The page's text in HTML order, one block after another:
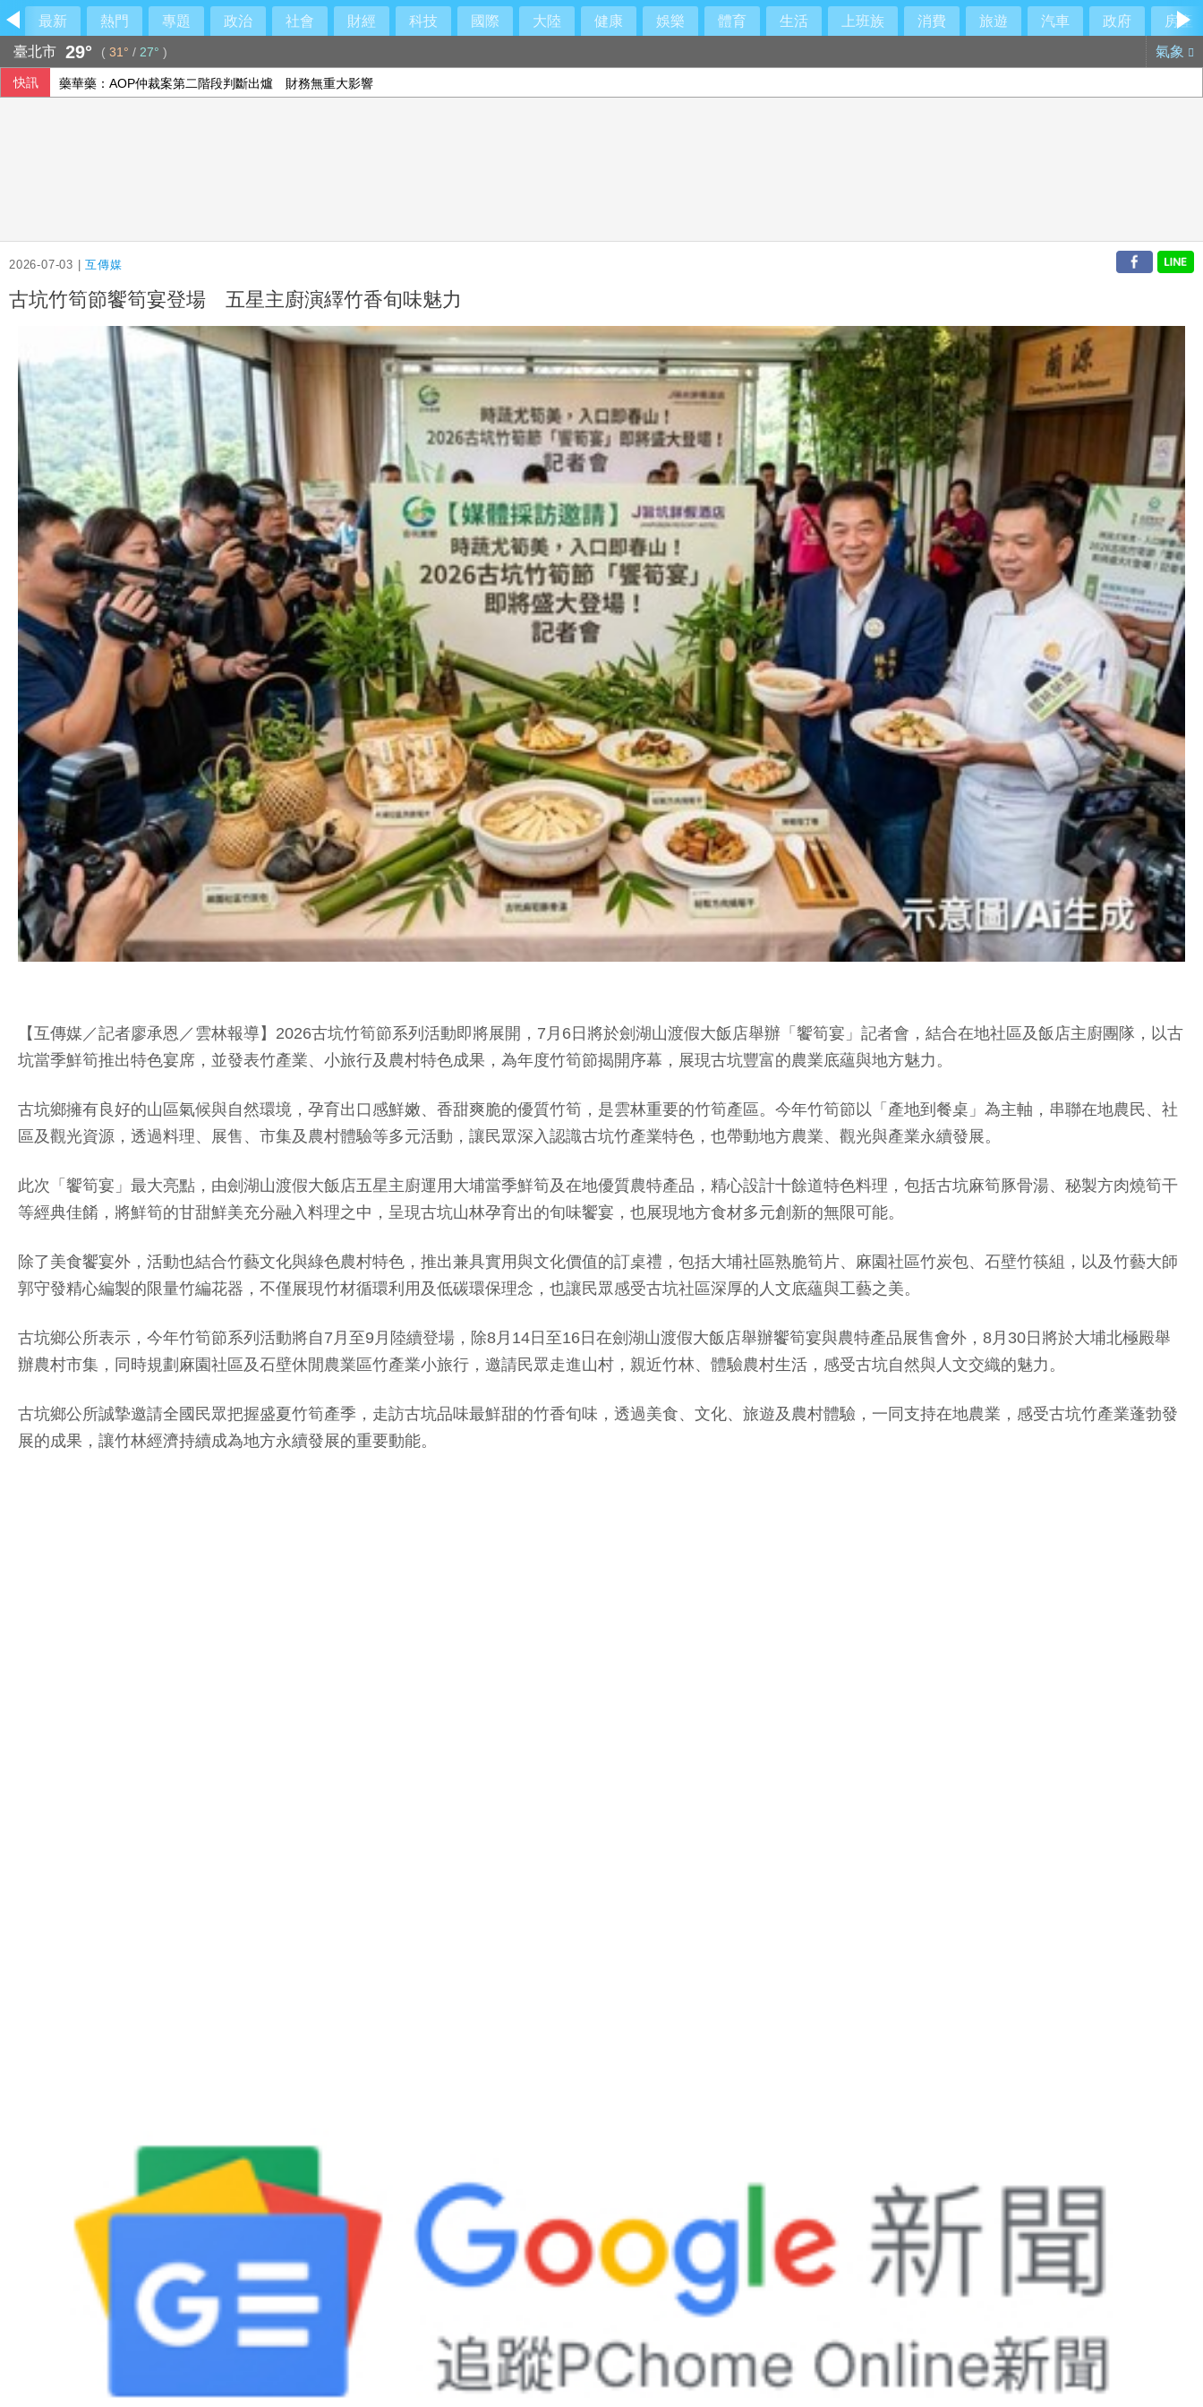
最新 熱門 專題 政治 社會 財經 科技 國際 大陸 健康 娛樂 體育 生活 上班族 消費 旅遊 汽車 政府
房產
臺北市 29° ( 31° / 27° ) 氣象
快訊 藥華藥：AOP仲裁案第二階段判斷出爐 財務無重大影響
2026-07-03 |互傳媒
古坑竹筍節饗筍宴登場 五星主廚演繹竹香旬味魅力
【互傳媒／記者廖承恩／雲林報導】2026古坑竹筍節系列活動即將展開，7月6日將於劍湖山渡假大飯店舉辦「饗筍宴」記者會，結合在地社區及飯店主廚團隊，以古
坑當季鮮筍推出特色宴席，並發表竹產業、小旅行及農村特色成果，為年度竹筍節揭開序幕，展現古坑豐富的農業底蘊與地方魅力。
古坑鄉擁有良好的山區氣候與自然環境，孕育出口感鮮嫩、香甜爽脆的優質竹筍，是雲林重要的竹筍產區。今年竹筍節以「產地到餐桌」為主軸，串聯在地農民、社
區及觀光資源，透過料理、展售、市集及農村體驗等多元活動，讓民眾深入認識古坑竹產業特色，也帶動地方農業、觀光與產業永續發展。
此次「饗筍宴」最大亮點，由劍湖山渡假大飯店五星主廚運用大埔當季鮮筍及在地優質農特產品，精心設計十餘道特色料理，包括古坑麻筍豚骨湯、秘製方肉燒筍干
等經典佳餚，將鮮筍的甘甜鮮美充分融入料理之中，呈現古坑山林孕育出的旬味饗宴，也展現地方食材多元創新的無限可能。
除了美食饗宴外，活動也結合竹藝文化與綠色農村特色，推出兼具實用與文化價值的訂桌禮，包括大埔社區熟脆筍片、麻園社區竹炭包、石壁竹筷組，以及竹藝大師
郭守發精心編製的限量竹編花器，不僅展現竹材循環利用及低碳環保理念，也讓民眾感受古坑社區深厚的人文底蘊與工藝之美。
古坑鄉公所表示，今年竹筍節系列活動將自7月至9月陸續登場，除8月14日至16日在劍湖山渡假大飯店舉辦饗筍宴與農特產品展售會外，8月30日將於大埔北極殿舉
辦農村市集，同時規劃麻園社區及石壁休閒農業區竹產業小旅行，邀請民眾走進山村，親近竹林、體驗農村生活，感受古坑自然與人文交織的魅力。
古坑鄉公所誠摯邀請全國民眾把握盛夏竹筍產季，走訪古坑品味最鮮甜的竹香旬味，透過美食、文化、旅遊及農村體驗，一同支持在地農業，感受古坑竹產業蓬勃發
展的成果，讓竹林經濟持續成為地方永續發展的重要動能。